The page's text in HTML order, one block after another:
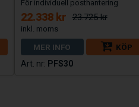
För individuell posthantering
22.338 kr 23.725 kr
MER INFO
KÖP
PFS30